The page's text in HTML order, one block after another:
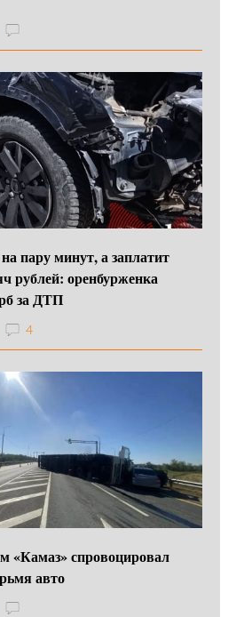
пару минут, а заплатит
рублей: оренбурженка
за ДТП
4
«Камаз» спровоцировал
авто